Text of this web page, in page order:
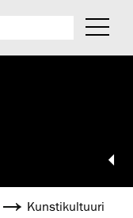
Kunsti­kultuuri